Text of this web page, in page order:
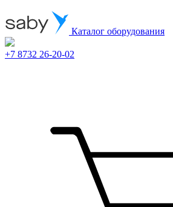
Каталог оборудования
+7 8732 26-20-02